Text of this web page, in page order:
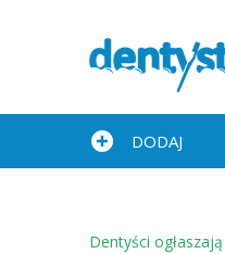
DODAJ
Dentyści ogłaszają